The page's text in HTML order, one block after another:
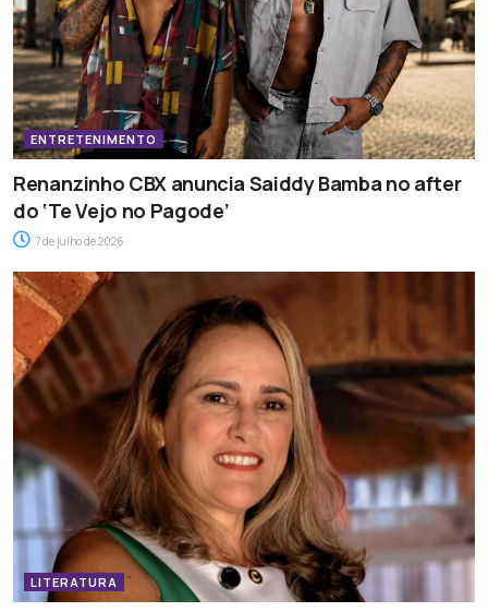
ENTRETENIMENTO
Renanzinho CBX anuncia Saiddy Bamba no after
do ‘Te Vejo no Pagode’
7 de julho de 2026
LITERATURA